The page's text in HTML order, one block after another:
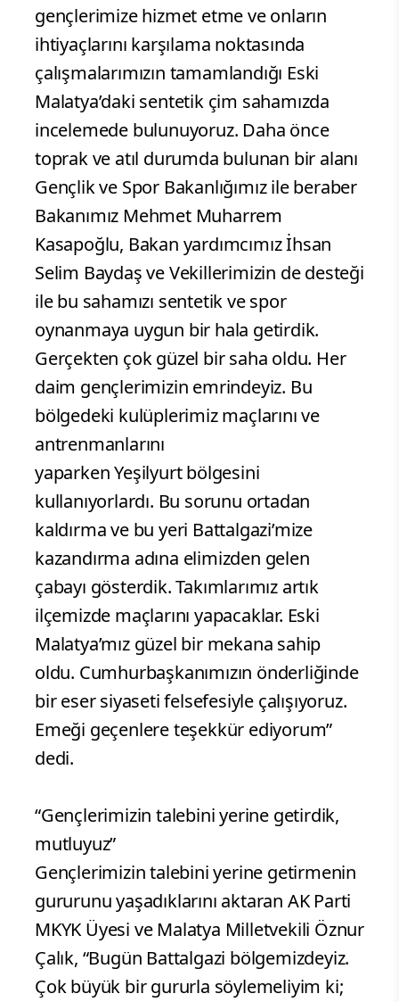
gençlerimize hizmet etme ve onların
ihtiyaçlarını karşılama noktasında
çalışmalarımızın tamamlandığı Eski
Malatya’daki sentetik çim sahamızda
incelemede bulunuyoruz. Daha önce
toprak ve atıl durumda bulunan bir alanı
Gençlik ve Spor Bakanlığımız ile beraber
Bakanımız Mehmet Muharrem
Kasapoğlu, Bakan yardımcımız İhsan
Selim Baydaş ve Vekillerimizin de desteği
ile bu sahamızı sentetik ve spor
oynanmaya uygun bir hala getirdik.
Gerçekten çok güzel bir saha oldu. Her
daim gençlerimizin emrindeyiz. Bu
bölgedeki kulüplerimiz maçlarını ve
antrenmanlarını
yaparken Yeşilyurt bölgesini
kullanıyorlardı. Bu sorunu ortadan
kaldırma ve bu yeri Battalgazi’mize
kazandırma adına elimizden gelen
çabayı gösterdik. Takımlarımız artık
ilçemizde maçlarını yapacaklar. Eski
Malatya’mız güzel bir mekana sahip
oldu. Cumhurbaşkanımızın önderliğinde
bir eser siyaseti felsefesiyle çalışıyoruz.
Emeği geçenlere teşekkür ediyorum”
dedi.
“Gençlerimizin talebini yerine getirdik,
mutluyuz”
Gençlerimizin talebini yerine getirmenin
gururunu yaşadıklarını aktaran AK Parti
MKYK Üyesi ve Malatya Milletvekili Öznur
Çalık, “Bugün Battalgazi bölgemizdeyiz.
Çok büyük bir gururla söylemeliyim ki;